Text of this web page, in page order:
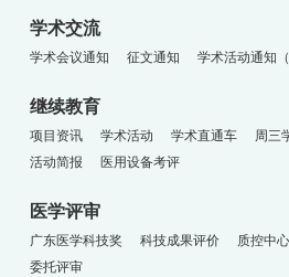
学术交流
学术会议通知 征文通知 学术活动通知
继续教育
项目资讯 学术活动 学术直通车 周三
活动简报
医用设备考评
医学评审
广东医学科技奖 科技成果评价 质控中
委托评审